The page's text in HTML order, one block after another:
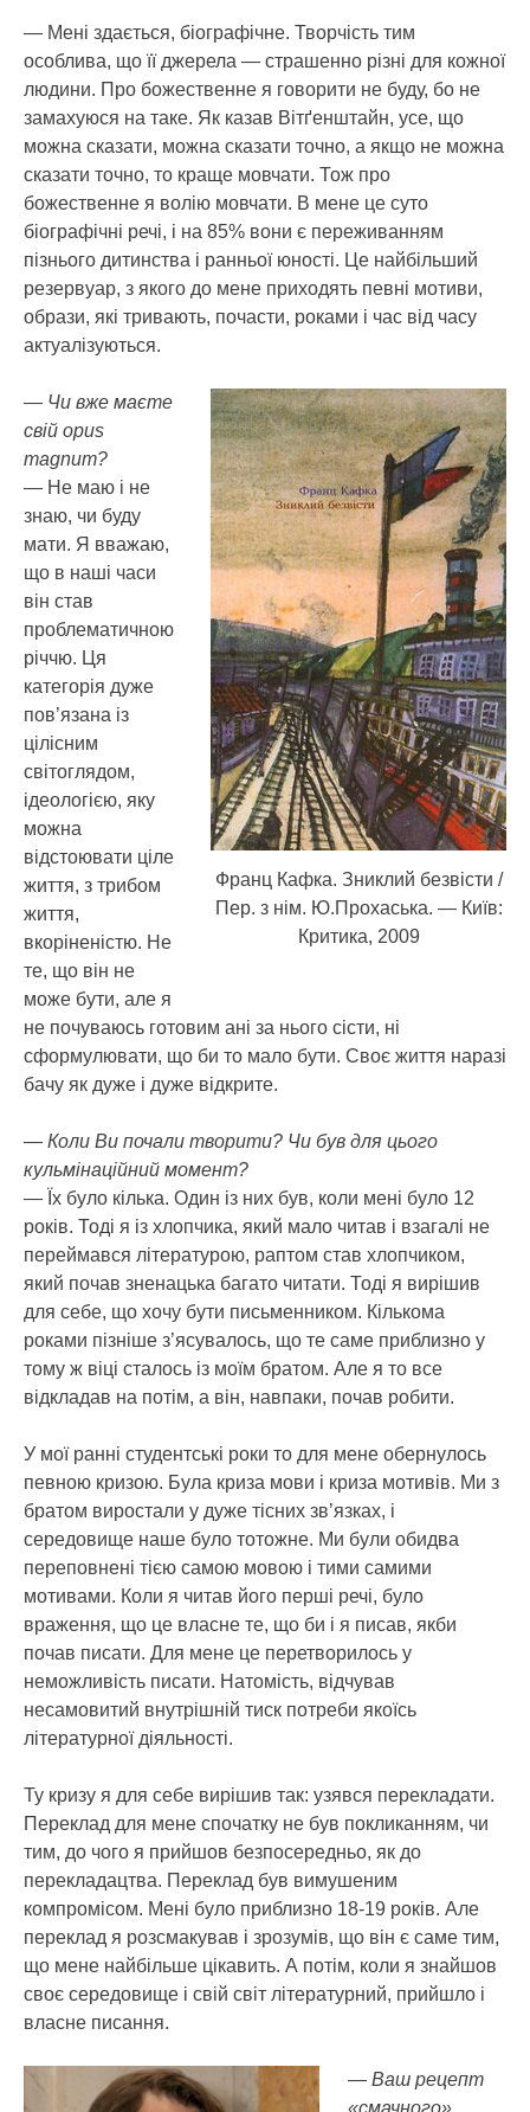
— Мені здається, біографічне. Творчість тим
особлива, що її джерела — страшенно різні для кожної
людини. Про божественне я говорити не буду, бо не
замахуюся на таке. Як казав Вітґенштайн, усе, що
можна сказати, можна сказати точно, а якщо не можна
сказати точно, то краще мовчати. Тож про
божественне я волію мовчати. В мене це суто
біографічні речі, і на 85% вони є переживанням
пізнього дитинства і ранньої юності. Це найбільший
резервуар, з якого до мене приходять певні мотиви,
образи, які тривають, почасти, роками і час від часу
актуалізуються.
Франц Кафка. Зниклий безвісти /
Пер. з нім. Ю.Прохаська. — Київ:
Критика, 2009
— Чи вже маєте
свій opus
magnum?
— Не маю і не
знаю, чи буду
мати. Я вважаю,
що в наші часи
він став
проблематичною
річчю. Ця
категорія дуже
пов’язана із
цілісним
світоглядом,
ідеологією, яку
можна
відстоювати ціле
життя, з трибом
життя,
вкоріненістю. Не
те, що він не
може бути, але я
не почуваюсь готовим ані за нього сісти, ні
сформулювати, що би то мало бути. Своє життя наразі
бачу як дуже і дуже відкрите.
— Коли Ви почали творити? Чи був для цього
кульмінаційний момент?
— Їх було кілька. Один із них був, коли мені було 12
років. Тоді я із хлопчика, який мало читав і взагалі не
переймався літературою, раптом став хлопчиком,
який почав зненацька багато читати. Тоді я вирішив
для себе, що хочу бути письменником. Кількома
роками пізніше з’ясувалось, що те саме приблизно у
тому ж віці сталось із моїм братом. Але я то все
відкладав на потім, а він, навпаки, почав робити.
У мої ранні студентські роки то для мене обернулось
певною кризою. Була криза мови і криза мотивів. Ми з
братом виростали у дуже тісних зв’язках, і
середовище наше було тотожне. Ми були обидва
переповнені тією самою мовою і тими самими
мотивами. Коли я читав його перші речі, було
враження, що це власне те, що би і я писав, якби
почав писати. Для мене це перетворилось у
неможливість писати. Натомість, відчував
несамовитий внутрішній тиск потреби якоїсь
літературної діяльності.
Ту кризу я для себе вирішив так: узявся перекладати.
Переклад для мене спочатку не був покликанням, чи
тим, до чого я прийшов безпосередньо, як до
перекладацтва. Переклад був вимушеним
компромісом. Мені було приблизно 18-19 років. Але
переклад я розсмакував і зрозумів, що він є саме тим,
що мене найбільше цікавить. А потім, коли я знайшов
своє середовище і свій світ літературний, прийшло і
власне писання.
— Ваш рецепт
«смачного»